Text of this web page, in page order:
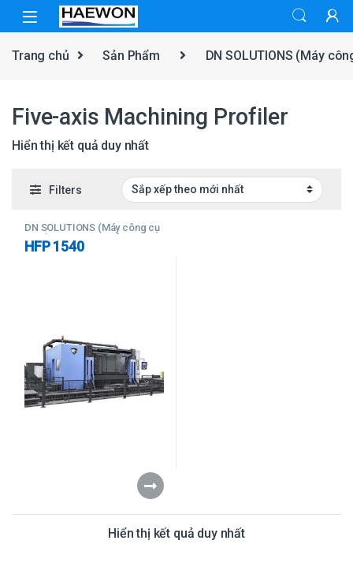
Skip to navigation
Skip to content
Trang chủ Sản Phẩm DN SOLUTIONS (Máy
Five-axis Machining Profiler
Hiển thị kết quả duy nhất
Filters
DN SOLUTIONS (Máy công cụ
CNC), Five-Axis Machines
Five-axis Machining Profiler
HFP 1540
Hiển thị kết quả duy nhất